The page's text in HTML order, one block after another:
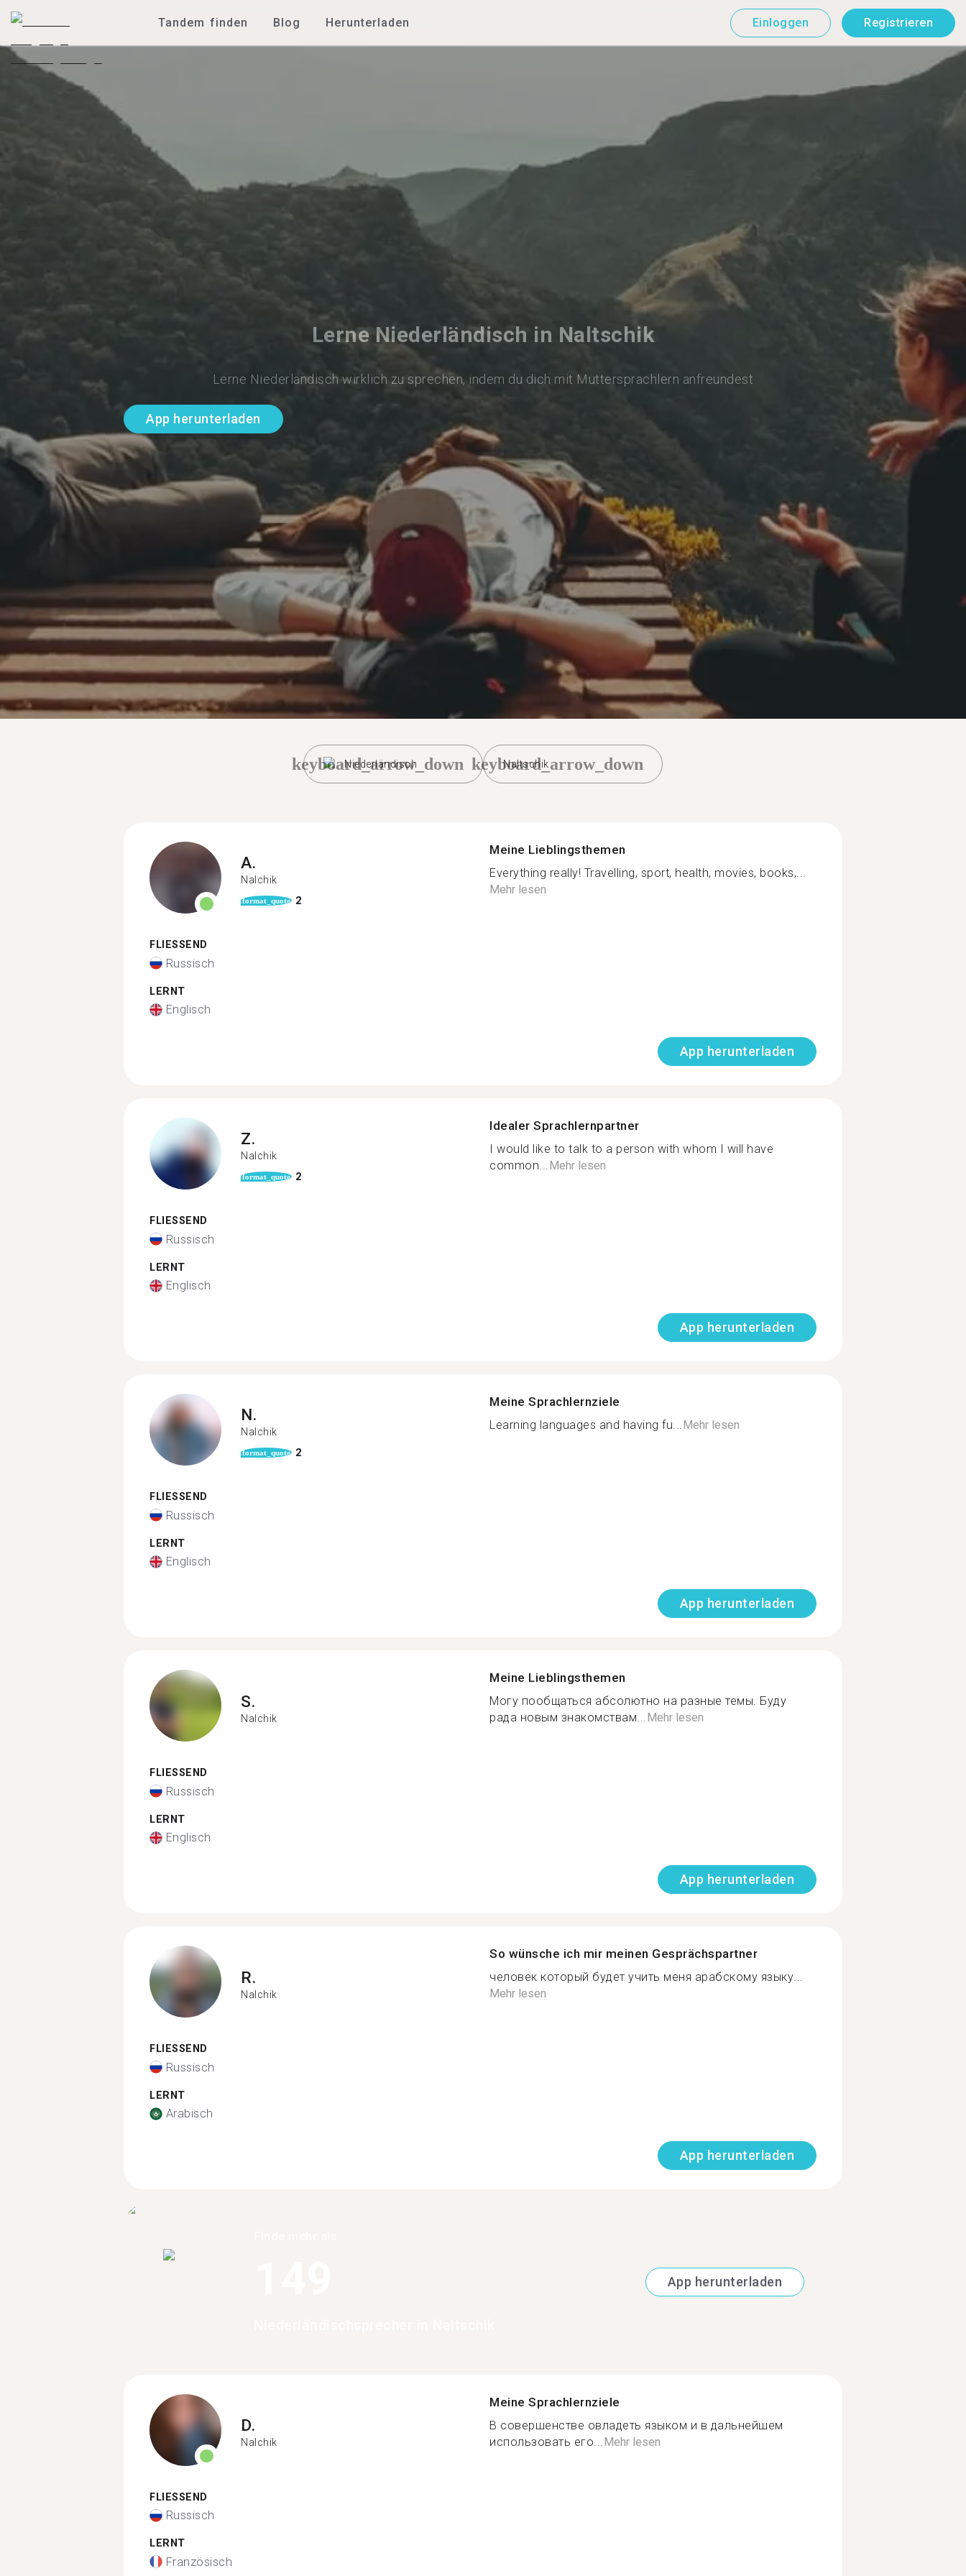
Tandem finden Blog Herunterladen Einloggen Registrieren
Lerne Niederländisch in Naltschik
Lerne Niederländisch wirklich zu sprechen, indem du dich mit Muttersprachlern anfreundest
App herunterladen
Niederländisch
keyboard_arrow_down Naltschik
keyboard_arrow_down
A.
Nalchik
format_quote 2
FLIESSEND
Russisch
LERNT
Englisch
Meine Lieblingsthemen
Everything really! Travelling, sport, health, movies, books,...
Mehr lesen
App herunterladen
Z.
Nalchik
format_quote 2
FLIESSEND
Russisch
LERNT
Englisch
Idealer Sprachlernpartner
I would like to talk to a person with whom I will have
common...Mehr lesen
App herunterladen
N.
Nalchik
format_quote 2
FLIESSEND
Russisch
LERNT
Englisch
Meine Sprachlernziele
Learning languages and having fu...Mehr lesen
App herunterladen
S.
Nalchik
FLIESSEND
Russisch
LERNT
Englisch
Meine Lieblingsthemen
Могу пообщаться абсолютно на разные темы. Буду
рада новым знакомствам...Mehr lesen
App herunterladen
R.
Nalchik
FLIESSEND
Russisch
LERNT
Arabisch
So wünsche ich mir meinen Gesprächspartner
человек который будет учить меня арабскому языку...
Mehr lesen
App herunterladen
App herunterladen
D.
Nalchik
FLIESSEND
Russisch
LERNT
Französisch
Meine Sprachlernziele
В совершенстве овладеть языком и в дальнейшем
использовать его... Mehr lesen